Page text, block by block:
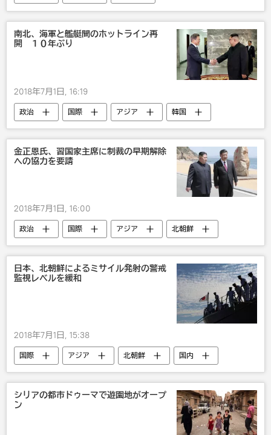
災害・事故・事件 アジア
米国
中国
キューバ
びっくり
戦争・紛争・対立・外交
南北、海軍と艦艇間のホットライン再
開 １０年ぶり
2018年7月1日, 16:19
政治 国際 アジア
韓国
北朝鮮
戦争・紛争・対立・外交
軍事
金正恩氏、習国家主席に制裁の早期解除
への協力を要請
2018年7月1日, 16:00
政治 国際 アジア
北朝鮮
中国
習国家主席
金正恩
戦争・紛争・対立・外交
制裁
核問題
日本、北朝鮮によるミサイル発射の警戒
監視レベルを緩和
2018年7月1日, 15:38
国際 アジア 北朝鮮
国内
自衛隊
ミサイル
軍事
戦争・紛争・対立・外交
シリアの都市ドゥーマで遊園地がオープ
ン